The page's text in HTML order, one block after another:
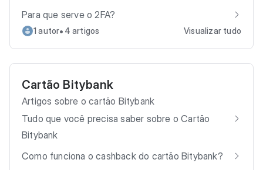
Para que serve o 2FA?
1 autor• 4 artigos Visualizar tudo
Cartão Bitybank
Artigos sobre o cartão Bitybank
Tudo que você precisa saber sobre o Cartão
Bitybank
Como funciona o cashback do cartão Bitybank?